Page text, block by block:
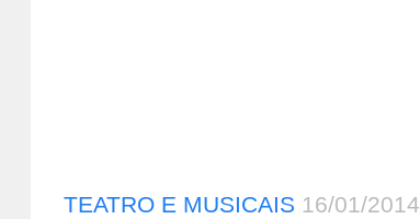
TEATRO E MUSICAIS 16/01/2014